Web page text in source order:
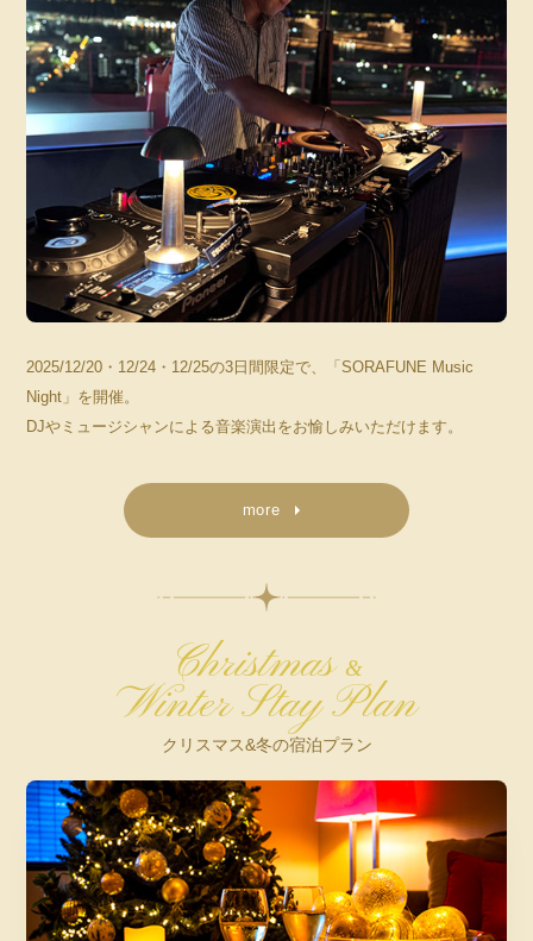
2025/12/20・12/24・12/25の3日間限定で、「SORAFUNE Music
Night」を開催。
DJやミュージシャンによる音楽演出をお愉しみいただけます。
more
Christmas &
Winter Stay Plan
クリスマス&冬の宿泊プラン